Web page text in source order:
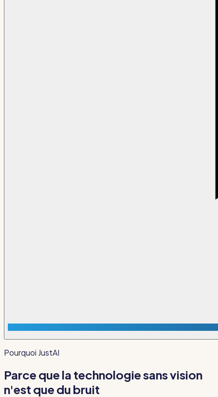
Pourquoi JustAI
Parce que la technologie sans vision
n'est que du bruit